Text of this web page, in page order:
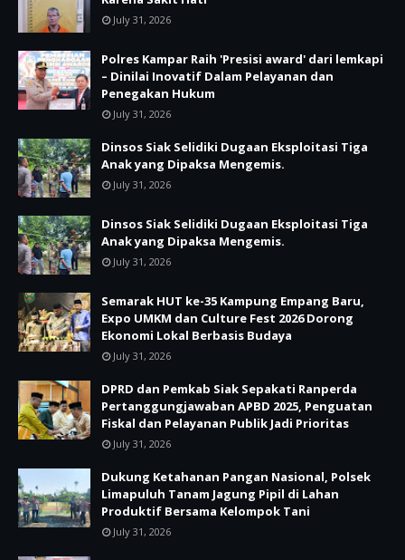
July 31, 2026
Polres Kampar Raih 'Presisi award' dari lemkapi
– Dinilai Inovatif Dalam Pelayanan dan
Penegakan Hukum
July 31, 2026
Dinsos Siak Selidiki Dugaan Eksploitasi Tiga
Anak yang Dipaksa Mengemis.
July 31, 2026
Dinsos Siak Selidiki Dugaan Eksploitasi Tiga
Anak yang Dipaksa Mengemis.
July 31, 2026
Semarak HUT ke-35 Kampung Empang Baru,
Expo UMKM dan Culture Fest 2026 Dorong
Ekonomi Lokal Berbasis Budaya
July 31, 2026
DPRD dan Pemkab Siak Sepakati Ranperda
Pertanggungjawaban APBD 2025, Penguatan
Fiskal dan Pelayanan Publik Jadi Prioritas
July 31, 2026
Dukung Ketahanan Pangan Nasional, Polsek
Limapuluh Tanam Jagung Pipil di Lahan
Produktif Bersama Kelompok Tani
July 31, 2026